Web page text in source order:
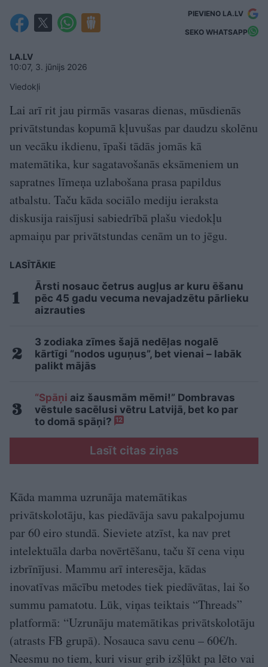
PIEVIENO LA.LV
SEKO WHATSAPP
LA.LV
10:07, 3. jūnijs 2026
Viedokļi
Lai arī rit jau pirmās vasaras dienas, mūsdienās
privātstundas kopumā kļuvušas par daudzu skolēnu
un vecāku ikdienu, īpaši tādās jomās kā
matemātika, kur sagatavošanās eksāmeniem un
sapratnes līmeņa uzlabošana prasa papildus
atbalstu. Taču kāda sociālo mediju ieraksta
diskusija raisījusi sabiedrībā plašu viedokļu
apmaiņu par privātstundas cenām un to jēgu.
LASĪTĀKIE
Ārsti nosauc četrus augļus ar kuru ēšanu
pēc 45 gadu vecuma nevajadzētu pārlieku
aizrauties
3 zodiaka zīmes šajā nedēļas nogalē
kārtīgi “nodos uguņus”, bet vienai – labāk
palikt mājās
“Spāņi aiz šausmām mēmi!” Dombravas
vēstule sacēlusi vētru Latvijā, bet ko par
to domā spāņi? 12
Lasīt citas ziņas
Kāda mamma uzrunāja matemātikas
privātskolotāju, kas piedāvāja savu pakalpojumu
par 60 eiro stundā. Sieviete atzīst, ka nav pret
intelektuāla darba novērtēšanu, taču šī cena viņu
izbrīnījusi. Mammu arī interesēja, kādas
inovatīvas mācību metodes tiek piedāvātas, lai šo
summu pamatotu. Lūk, viņas teiktais “Threads”
platformā: “Uzrunāju matemātikas privātskolotāju
(atrasts FB grupā). Nosauca savu cenu – 60€/h.
Neesmu no tiem, kuri visur grib izšļūkt pa lēto vai